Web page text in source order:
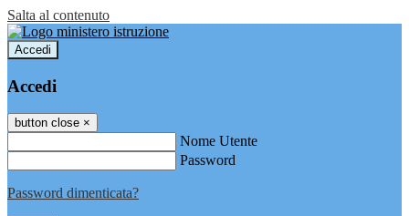
Salta al contenuto
Accedi
Accedi
button close ×
Nome Utente
Password
Password dimenticata?